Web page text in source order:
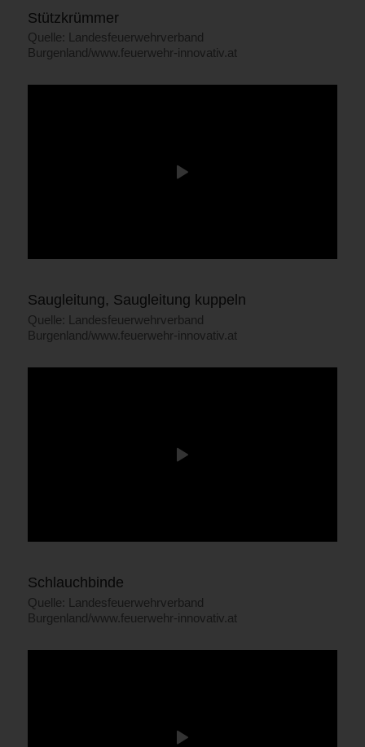
Stützkrümmer
Quelle: Landesfeuerwehrverband
Burgenland/www.feuerwehr-innovativ.at
Saugleitung, Saugleitung kuppeln
Quelle: Landesfeuerwehrverband
Burgenland/www.feuerwehr-innovativ.at
Schlauchbinde
Quelle: Landesfeuerwehrverband
Burgenland/www.feuerwehr-innovativ.at